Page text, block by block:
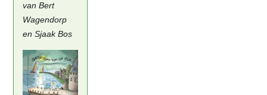
van Bert
Wagendorp
en Sjaak Bos